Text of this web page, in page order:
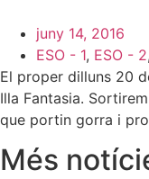
juny 14, 2016
ESO - 1, ESO - 2,
El proper dilluns 20
Illa Fantasia.
que portin gorra i
Més